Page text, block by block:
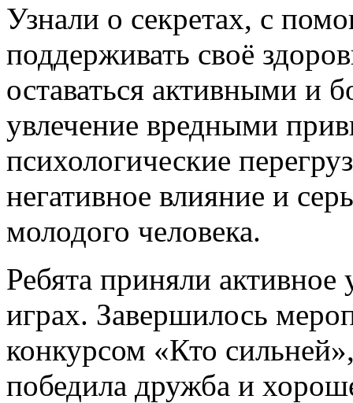
Узнали о секретах, с
поддерживать своё
оставаться активными и
увлечение вредными
психологические
негативное влияние и
молодого человека.
Ребята приняли активное
играх. Завершилось
конкурсом «Кто
победила дружба и